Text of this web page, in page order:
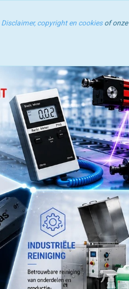
Disclaimer, copyright en cookiesof onze